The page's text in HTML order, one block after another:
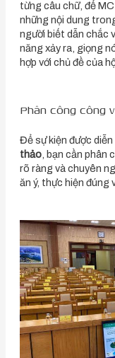
từng câu chữ, để
những nội dung
người biết dẫn chắc
năng xảy ra, giọng
hợp với chủ đề của
Phân công công
Để sự kiện được diễn
thảo, bạn cần phân
rõ ràng và chuyên
ăn ý, thực hiện đúng